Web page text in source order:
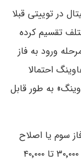
در توییتی قبلا
هاوینگ را به ۵ فاز مختلف تقسیم کرده
ورود به فاز
احتمالا
به طور قابل
سوم یا اصلاح
قیمت پیش از هاوینگ، تا اواخر یا اواسط بازه ۳۰٬۰۰۰ تا ۴۰٬۰۰۰